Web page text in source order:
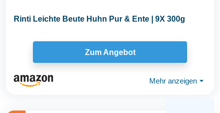
Rinti Leichte Beute Huhn Pur & Ente | 9X 300g
Zum Angebot
Mehr anzeigen ⏷